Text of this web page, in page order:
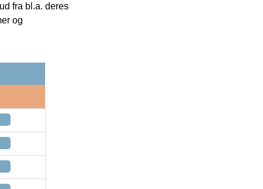
fra bl.a. deres
og